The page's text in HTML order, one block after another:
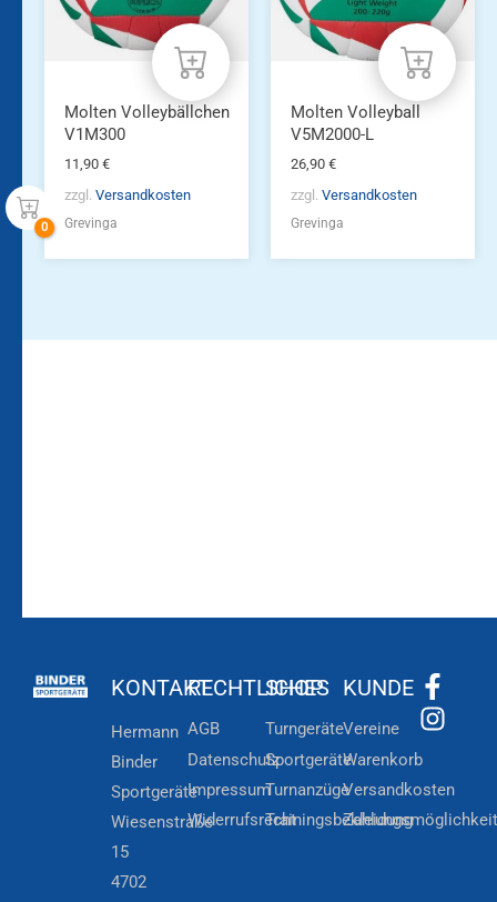
Molten Volleybällchen
V1M300
11,90 €
zzgl. Versandkosten
Grevinga
Molten Volleyball
V5M2000-L
26,90 €
zzgl. Versandkosten
Grevinga
KONTAKT
Hermann
Binder
Sportgeräte
Wiesenstraße
15
4702
RECHTLICHES
AGB
Datenschutz
Impressum
Widerrufsrecht
SHOP
Turngeräte
Sportgeräte
Turnanzüge
Trainingsbekleidung
KUNDE
Vereine
Warenkorb
Versandkosten